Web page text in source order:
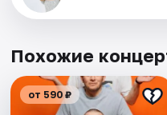
Похожие
от 590 ₽